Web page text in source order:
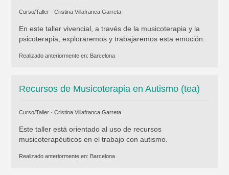
Curso/Taller · Cristina Villafranca Garreta
En este taller vivencial, a través de la musicoterapia y la
psicoterapia, exploraremos y trabajaremos esta emoción.
Realizado anteriormente en: Barcelona
Recursos de Musicoterapia en Autismo (tea)
Curso/Taller · Cristina Villafranca Garreta
Este taller está orientado al uso de recursos
musicoterapéuticos en el trabajo con autismo.
Realizado anteriormente en: Barcelona